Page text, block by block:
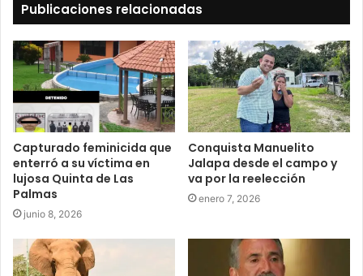
Publicaciones relacionadas
Capturado feminicida que
enterró a su víctima en
lujosa Quinta de Las
Palmas
junio 8, 2026
Conquista Manuelito
Jalapa desde el campo y
va por la reelección
enero 7, 2026